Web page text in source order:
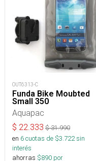
OUT6313-C
Funda Bike Moubted
Small 350
Aquapac
$ 22.333 $31.990
en 6cuotas de $3.722sin
interés
ahorras $890 por